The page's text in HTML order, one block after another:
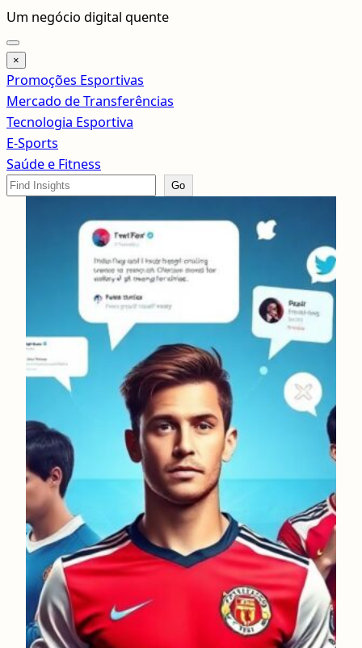
Pular
para
o
conteúdo
Um negócio digital quente
×
Promoções Esportivas
Mercado de Transferências
Tecnologia Esportiva
E-Sports
Saúde e Fitness
Search
Go